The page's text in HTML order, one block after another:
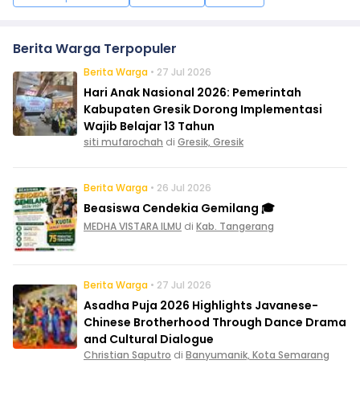
Berita Warga Terpopuler
Berita Warga • 27 Jul 2026
Hari Anak Nasional 2026: Pemerintah
Kabupaten Gresik Dorong Implementasi
Wajib Belajar 13 Tahun
siti mufarochah di Gresik, Gresik
Berita Warga • 26 Jul 2026
Beasiswa Cendekia Gemilang 🎓
MEDHA VISTARA ILMU di Kab. Tangerang
Berita Warga • 27 Jul 2026
Asadha Puja 2026 Highlights Javanese-
Chinese Brotherhood Through Dance Drama
and Cultural Dialogue
Christian Saputro di Banyumanik, Kota Semarang